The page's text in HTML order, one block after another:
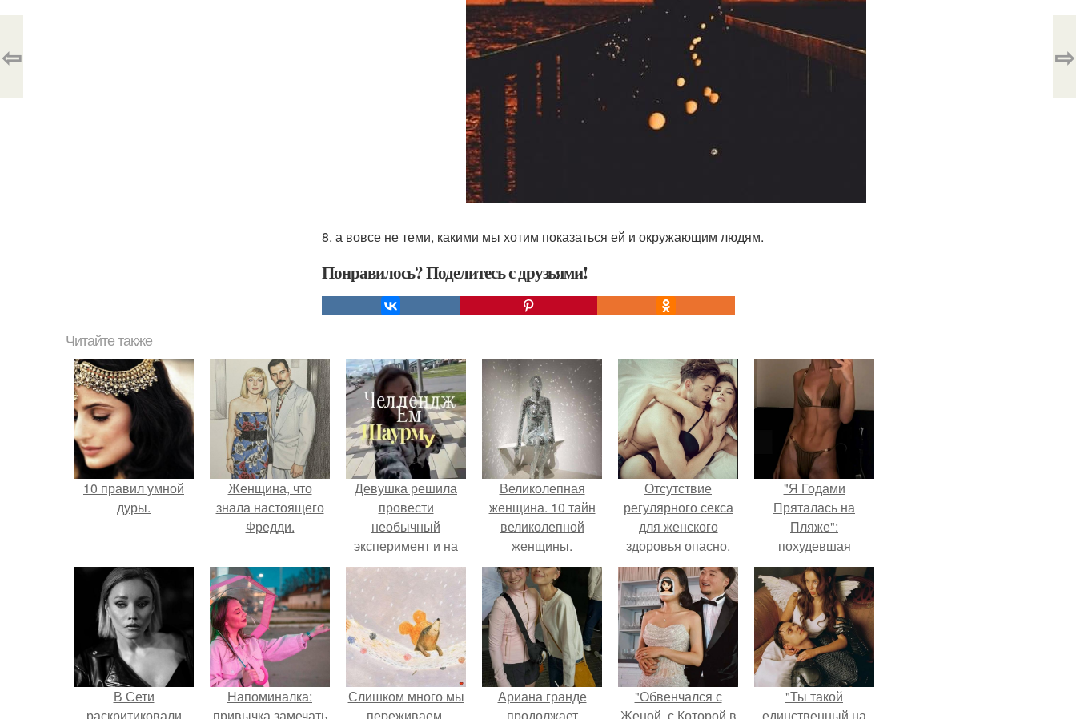
8. а вовсе не теми, какими мы хотим показаться ей и окружающим людям.
Понравилось? Поделитесь с друзьями!
⇦ ⇨
Читайте также
10 правил умной
дуры.
Женщина, что
знала настоящего
Фредди.
Девушка решила
провести
необычный
эксперимент и на
протяжении 30
дней питалась
одной шаурмой.
Великолепная
женщина. 10 тайн
великолепной
женщины.
Отсутствие
регулярного секса
для женского
здоровья опасно.
"Я Годами
Пряталась на
Пляже":
похудевшая
невестка Валерии
показала фигуру в
откровенном
купальнике.
В Сети
Напоминалка:
Слишком много мы
Ариана гранде
"Обвенчался с
"Ты такой